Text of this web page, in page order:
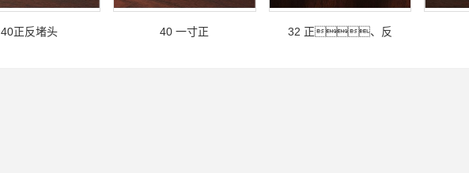
40正反堵头 40 一寸正 32 正、反